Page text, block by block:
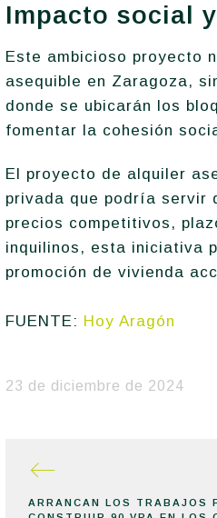
Impacto social
Este ambicioso proyecto
asequible en Zaragoza,
donde se ubicarán los
fomentar la cohesión
El proyecto de alquiler
privada que podría servir
precios competitivos,
inquilinos, esta iniciativa
promoción de vivienda
FUENTE: Hoy Aragón
23 de diciembre de 2024
ARRANCAN LOS TRABAJOS